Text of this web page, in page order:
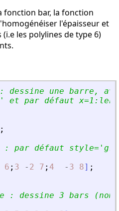
fonction bar, la fonction
l'épaisseur et
les polylines de type 6)
dessine une barre,
'
et par défaut
;
: par défaut style= '
6 ; 3 - 2 7 ; 4 - 3 8] ;
: dessine 3 bars